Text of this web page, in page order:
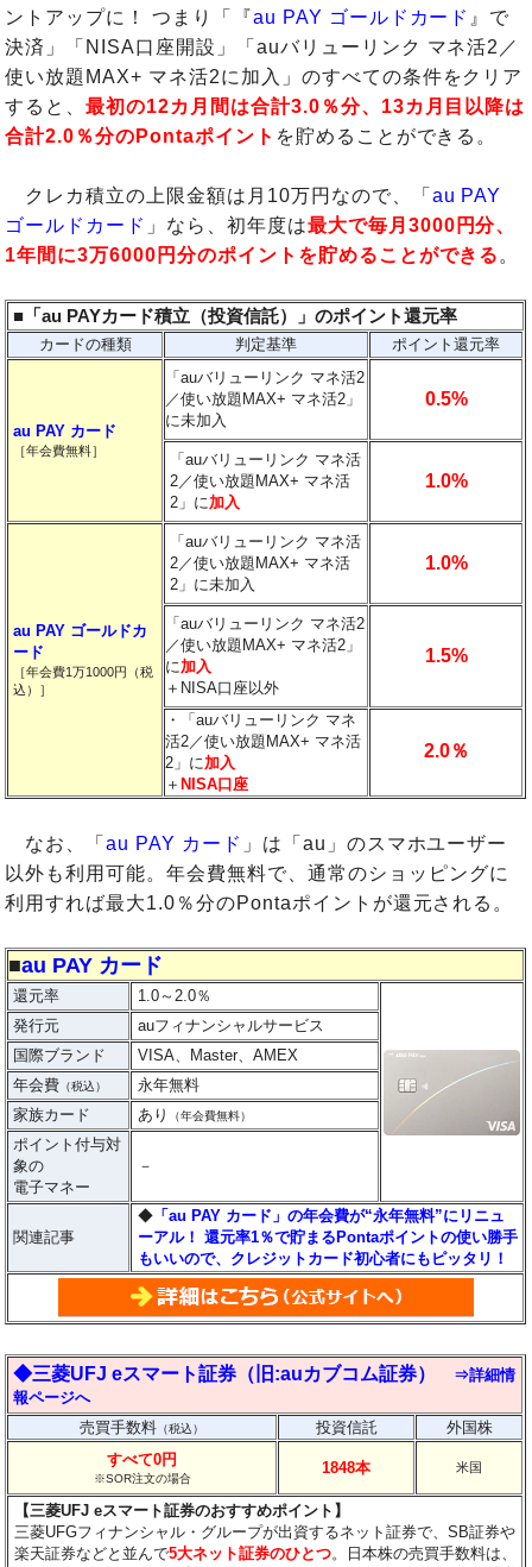
ントアップに！ つまり「『au PAY ゴールドカード 』で
決済」「NISA口座開設」「auバリューリンク マネ活2／
使い放題MAX+ マネ活2に加入」のすべての条件をクリア
すると、最初の12カ月間は合計3.0％分、13カ月目以降は
合計2.0％分のPontaポイント を貯めることができる。
クレカ積立の上限金額は月10万円なので、「 au PAY
ゴールドカード 」なら、初年度は最大で毎月3000円分、
1年間に3万6000円分のポイントを貯めることができる 。
■「au PAYカード積立（投資信託）」のポイント還元率
カードの種類 判定基準 ポイント還元率
au PAY カード
［年会費無料］
「auバリューリンク マネ活2
／使い放題MAX+ マネ活2」
に未加入
0.5%
「auバリューリンク マネ活
2／使い放題MAX+ マネ活
2」に加入
1.0%
au PAY ゴールドカ
ード
［年会費1万1000円（税
込）］
「auバリューリンク マネ活
2／使い放題MAX+ マネ活
2」に未加入
1.0%
「auバリューリンク マネ活2
／使い放題MAX+ マネ活2」
に加入
＋NISA口座以外
1.5%
・「auバリューリンク マネ
活2／使い放題MAX+ マネ活
2」に加入
＋ NISA口座
2.0％
なお、「au PAY カード 」は「au」のスマホユーザー
以外も利用可能。年会費無料で、通常のショッピングに
利用すれば最大1.0％分のPontaポイントが還元される。
■au PAY カード
還元率
1.0～2.0％
発行元
auフィナンシャルサービス
国際ブランド
VISA、Master、AMEX
年会費 （税込）
永年無料
家族カード
あり （年会費無料）
ポイント付与対
象の
電子マネー
－
関連記事
◆ 「au PAY カード」の年会費が“永年無料”にリニュ
ーアル！ 還元率1％で貯まるPontaポイントの使い勝手
もいいので、クレジットカード初心者にもピッタリ！
◆三菱UFJ eスマート証券（旧:auカブコム証券）
⇒詳細情
報ページへ
売買手数料 （税込） 投資信託
外国株
すべて0円
※SOR注文の場合
1848本 米国
【三菱UFJ eスマート証券のおすすめポイント】
三菱UFGフィナンシャル・グループが出資するネット証券で、SB証券や
楽天証券などと並んで5大ネット証券のひとつ。日本株の売買手数料は、